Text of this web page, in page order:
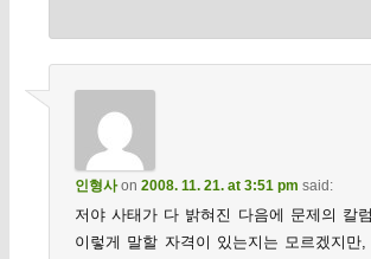
인형사on 2008. 11. 21. at 3:51 pm said:
저야 사태가 다 밝혀진 다음에 문제의 칼
이렇게 말할 자격이 있는지는 모르겠지만,